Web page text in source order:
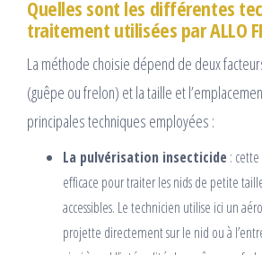
Quelles sont les différentes
traitement utilisées par ALLO
La méthode choisie dépend de deux
(guêpe ou frelon) et la taille et
principales techniques employées :
La pulvérisation insecticide :
efficace pour traiter les nids de petite
accessibles. Le technicien utilise ici un
projette directement sur le nid ou à